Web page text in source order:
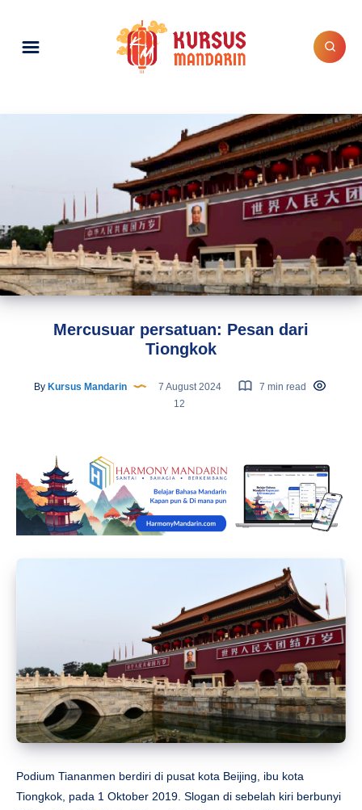
Mercusuar persatuan: Pesan dari
Tiongkok
By Kursus Mandarin 7 August 2024
7 min read
12
Podium Tiananmen berdiri di pusat kota Beijing, ibu kota
Tiongkok, pada 1 Oktober 2019. Slogan di sebelah kiri berbunyi